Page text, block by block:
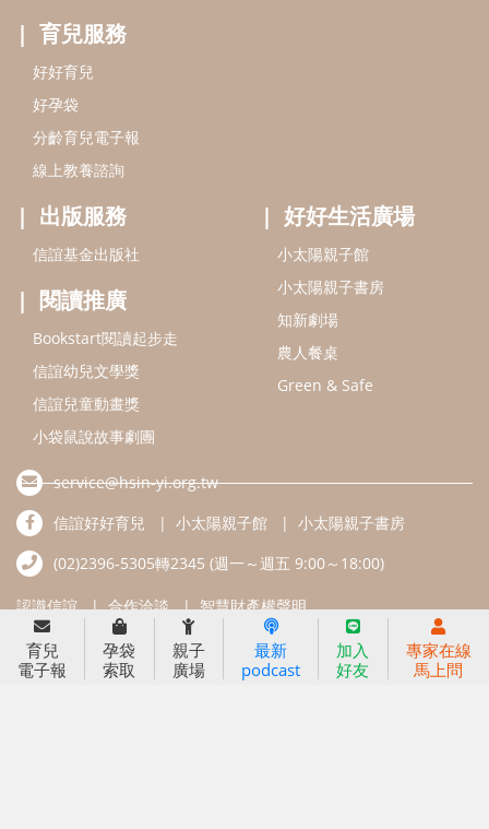
育兒服務
好好育兒
好孕袋
分齡育兒電子報
線上教養諮詢
出版服務
信誼基金出版社
閱讀推廣
Bookstart閱讀起步走
信誼幼兒文學獎
信誼兒童動畫獎
小袋鼠說故事劇團
好好生活廣場
小太陽親子館
小太陽親子書房
知新劇場
農人餐桌
Green & Safe
service@hsin-yi.org.tw
信誼好好育兒
小太陽親子館
小太陽親子書房
(02)2396-5305轉2345 (週一～週五 9:00～18:00)
認識信誼 合作洽談 智慧財產權聲明
本網站建議使用IE9(含以上)或 Google Chrome 版本瀏覽器
信誼基金會/上誼文化實業股份有限公司 版權所有 ©
育兒
電子報
孕袋
索取
親子
廣場
最新
podcast
加入
好友
專家在線
馬上問